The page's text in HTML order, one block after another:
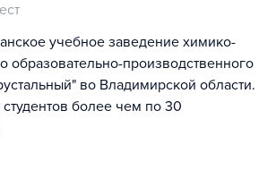
учебное заведение химико-
образовательно-производственного
во Владимирской области.
более чем по 30